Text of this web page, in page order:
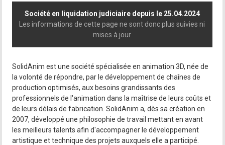
Société en liquidation judiciaire depuis le 25.04.2024
Les informations de cette page ne sont donc plus suivies ni
mises à jour
SolidAnim est une société spécialisée en animation 3D, née de
la volonté de répondre, par le développement de chaînes de
production optimisés, aux besoins grandissants des
professionnels de l'animation dans la maîtrise de leurs coûts et
de leurs délais de fabrication. SolidAnim a, dès sa création en
2007, développé une philosophie de travail mettant en avant
les meilleurs talents afin d'accompagner le développement
artistique et technique des projets auxquels elle a participé.